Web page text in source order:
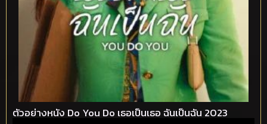
ตัวอย่างหนัง Do You Do เธอเป็นเธอ ฉันเป็นฉัน 2023